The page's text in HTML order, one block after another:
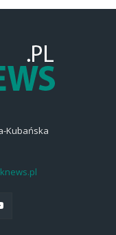
Kubańska